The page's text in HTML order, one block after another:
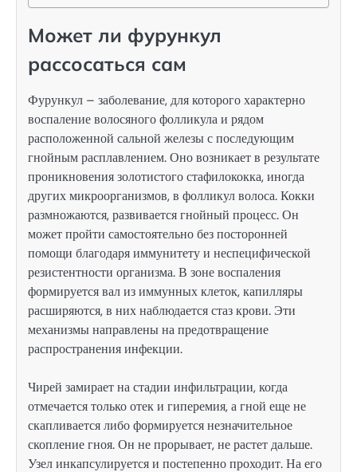
Может ли фурункул
рассосаться сам
Фурункул – заболевание, для которого характерно
воспаление волосяного фолликула и рядом
расположенной сальной железы с последующим
гнойным расплавлением. Оно возникает в результате
проникновения золотистого стафилококка, иногда
других микроорганизмов, в фолликул волоса. Кокки
размножаются, развивается гнойный процесс. Он
может пройти самостоятельно без посторонней
помощи благодаря иммунитету и неспецифической
резистентности организма. В зоне воспаления
формируется вал из иммунных клеток, капилляры
расширяются, в них наблюдается стаз крови. Эти
механизмы направлены на предотвращение
распространения инфекции.
Чирей замирает на стадии инфильтрации, когда
отмечается только отек и гиперемия, а гной еще не
скапливается либо формируется незначительное
скопление гноя. Он не прорывает, не растет дальше.
Узел инкапсулируется и постепенно проходит. На его